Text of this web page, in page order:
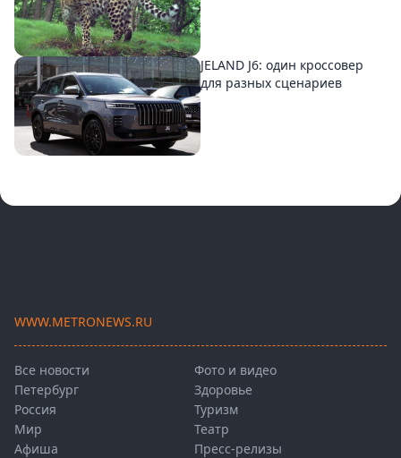
JELAND J6: один кроссовер
для разных сценариев
WWW.METRONEWS.RU
Все новости
Петербург
Россия
Мир
Афиша
Фото и видео
Здоровье
Туризм
Театр
Пресс-релизы